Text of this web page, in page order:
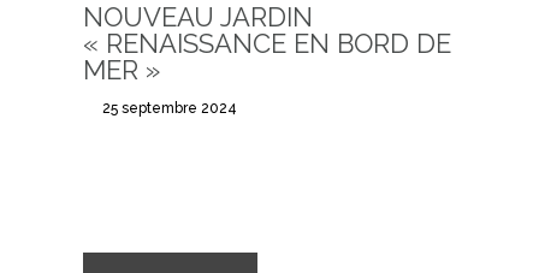
NOUVEAU JARDIN
« RENAISSANCE EN BORD DE
MER »
25 septembre 2024